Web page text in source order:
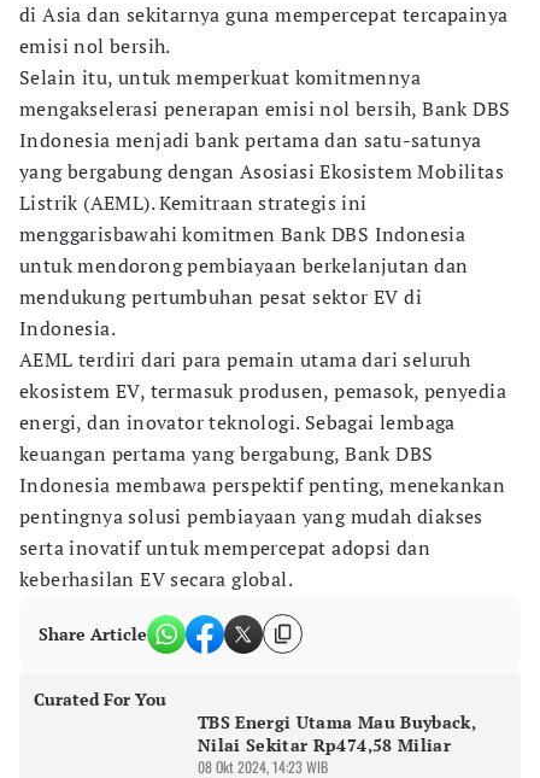
di Asia dan sekitarnya guna mempercepat tercapainya
emisi nol bersih.
Selain itu, untuk memperkuat komitmennya
mengakselerasi penerapan emisi nol bersih, Bank DBS
Indonesia menjadi bank pertama dan satu-satunya
yang bergabung dengan Asosiasi Ekosistem Mobilitas
Listrik (AEML). Kemitraan strategis ini
menggarisbawahi komitmen Bank DBS Indonesia
untuk mendorong pembiayaan berkelanjutan dan
mendukung pertumbuhan pesat sektor EV di
Indonesia.
AEML terdiri dari para pemain utama dari seluruh
ekosistem EV, termasuk produsen, pemasok, penyedia
energi, dan inovator teknologi. Sebagai lembaga
keuangan pertama yang bergabung, Bank DBS
Indonesia membawa perspektif penting, menekankan
pentingnya solusi pembiayaan yang mudah diakses
serta inovatif untuk mempercepat adopsi dan
keberhasilan EV secara global.
Share Article
Curated For You
TBS Energi Utama Mau Buyback,
Nilai Sekitar Rp474,58 Miliar
08 Okt 2024, 14:23 WIB